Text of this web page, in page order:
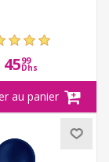
4599
Dhs